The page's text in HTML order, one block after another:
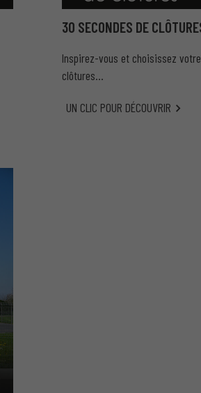
30 SECONDES DE
Inspirez-vous et choisissez
clôtures…
UN CLIC POUR DÉCOUVRIR